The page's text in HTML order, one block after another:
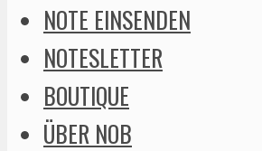
NOTE EINSENDEN
NOTESLETTER
BOUTIQUE
ÜBER NOB